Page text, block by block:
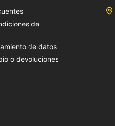
de
de datos
o devoluciones